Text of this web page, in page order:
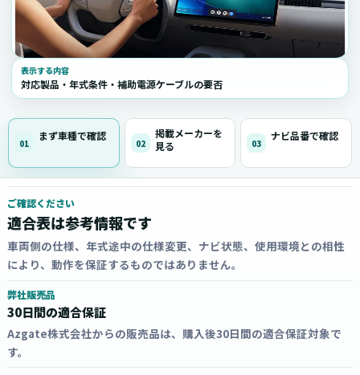
表示する内容
対応製品・年式条件・補助電源ケーブルの要否
01
まず車種で確認
02
掲載メーカーを
見る
03
ナビ品番で確認
ご確認ください
適合表は参考情報です
車両側の仕様、年式途中の仕様変更、ナビ状態、使用環境との相性
により、動作を保証するものではありません。
弊社販売品
30日間の適合保証
Azgate株式会社からの販売品は、購入後30日間の適合保証対象で
す。